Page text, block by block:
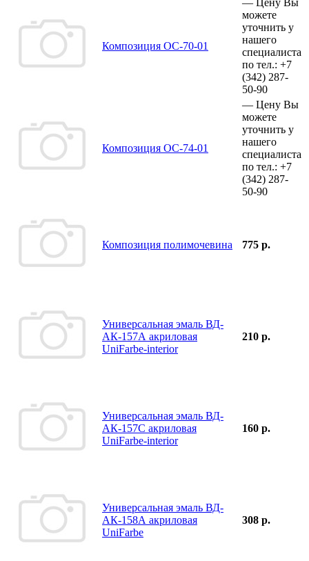
Композиция ОС-70-01
можете
уточнить у
нашего
специалиста
по тел.: +7
(342) 287-
50-90
Композиция ОС-74-01
— Цену Вы
можете
уточнить у
нашего
специалиста
по тел.: +7
(342) 287-
50-90
Композиция полимочевина 775 р.
Универсальная эмаль ВД-
АК-157А акриловая
UniFarbe-interior
210 р.
Универсальная эмаль ВД-
АК-157С акриловая
UniFarbe-interior
160 р.
Универсальная эмаль ВД-
АК-158А акриловая
UniFarbe
308 р.